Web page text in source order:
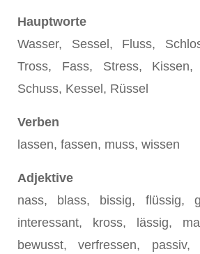
Hauptworte
Wasser, Sessel, Fluss,
Tross, Fass, Stress, Kissen,
Schuss, Kessel, Rüssel
Verben
lassen, fassen, muss, wissen
Adjektive
nass, blass, bissig, flüssig,
interessant, kross, lässig,
bewusst, verfressen, passiv,